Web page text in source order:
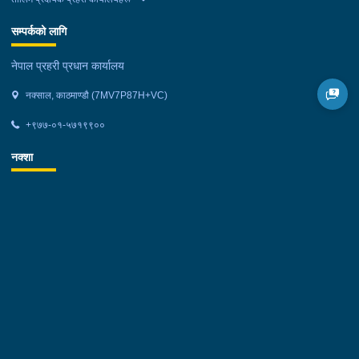
सम्पर्कको लागि
नेपाल प्रहरी प्रधान कार्यालय
नक्साल, काठमाण्डौ (7MV7P87H+VC)
+९७७-०१-५७१९९००
नक्शा